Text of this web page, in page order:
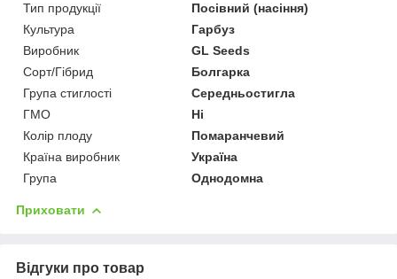
Тип продукції
Посівний (насіння)
Культура
Гарбуз
Виробник
GL Seeds
Сорт/Гібрид
Болгарка
Група стиглості
Середньостигла
ГМО
Ні
Колір плоду
Помаранчевий
Країна виробник
Україна
Група
Однодомна
Приховати
Відгуки про товар